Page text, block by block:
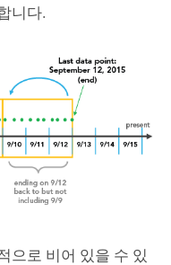
니다.
으로 비어 있을 수 있